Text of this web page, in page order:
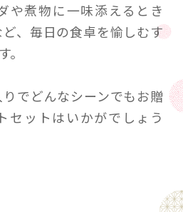
や煮物に一味添えるとき
、毎日の食卓を愉しむす
でどんなシーンでもお贈
セットはいかがでしょう
汁80g(8g×10包)、しば漬
の昆布ふりかけ40g、きん